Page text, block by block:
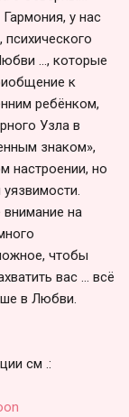
у нас
психического
..., которые
к
ребёнком,
Узла в
знаком»,
настроении, но
внимание на
чтобы
вас ... всё
в Любви.
см .: